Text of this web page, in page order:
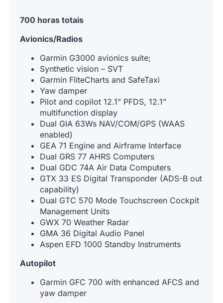
700 horas totais
Avionics/Radios
Garmin G3000 avionics suite;
Synthetic vision – SVT
Garmin FliteCharts and SafeTaxi
Yaw damper
Pilot and copilot 12.1” PFDS, 12.1”
multifunction display
Dual GIA 63Ws NAV/COM/GPS (WAAS
enabled)
GEA 71 Engine and Airframe Interface
Dual GRS 77 AHRS Computers
Dual GDC 74A Air Data Computers
GTX 33 ES Digital Transponder (ADS-B out
capability)
Dual GTC 570 Mode Touchscreen Cockpit
Management Units
GWX 70 Weather Radar
GMA 36 Digital Audio Panel
Aspen EFD 1000 Standby Instruments
Autopilot
Garmin GFC 700 with enhanced AFCS and
yaw damper